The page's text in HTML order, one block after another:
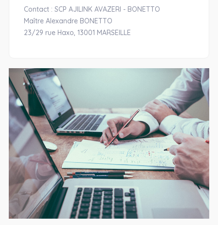
Contact : SCP AJILINK AVAZERI - BONETTO
Maître Alexandre BONETTO
23/29 rue Haxo, 13001 MARSEILLE